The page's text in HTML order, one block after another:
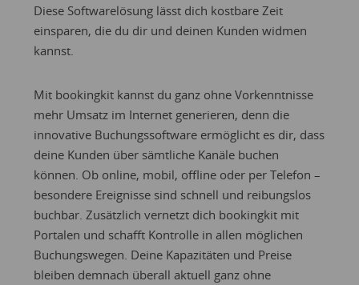
Diese Softwarelösung lässt dich kostbare Zeit
einsparen, die du dir und deinen Kunden widmen
kannst.
Mit bookingkit kannst du ganz ohne Vorkenntnisse
mehr Umsatz im Internet generieren, denn die
innovative Buchungssoftware ermöglicht es dir, dass
deine Kunden über sämtliche Kanäle buchen
können. Ob online, mobil, offline oder per Telefon –
besondere Ereignisse sind schnell und reibungslos
buchbar. Zusätzlich vernetzt dich bookingkit mit
Portalen und schafft Kontrolle in allen möglichen
Buchungswegen. Deine Kapazitäten und Preise
bleiben demnach überall aktuell ganz ohne